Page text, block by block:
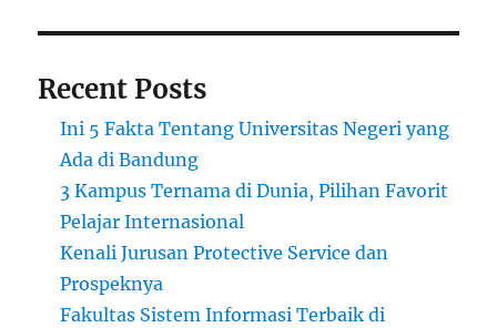
u
t
n
s
T
e
r
a
i
Recent Posts
Ini 5 Fakta Tentang Universitas Negeri yang
Ada di Bandung
3 Kampus Ternama di Dunia, Pilihan Favorit
Pelajar Internasional
Kenali Jurusan Protective Service dan
Prospeknya
Fakultas Sistem Informasi Terbaik di